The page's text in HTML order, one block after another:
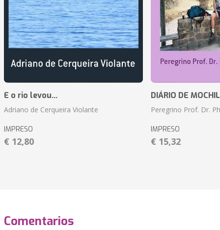
E o rio levou...
Adriano de Cerqueira Violante
IMPRESO
€ 12,80
DIÁRIO DE
Peregrino Prof. Dr.
IMPRESO
€ 15,32
Comentarios